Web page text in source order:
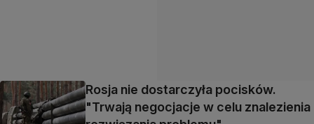
Rosja nie dostarczyła pocisków.
"Trwają negocjacje w celu znalezienia